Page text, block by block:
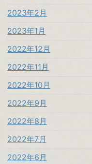
2023年2月
2023年1月
2022年12月
2022年11月
2022年10月
2022年9月
2022年8月
2022年7月
2022年6月